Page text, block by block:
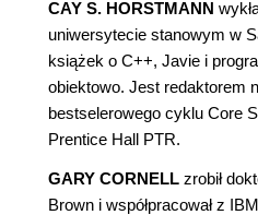
CAY S. HORSTMANN
uniwersytecie stanowym w
książek o C++, Javie i
obiektowo. Jest redaktorem
bestselerowego cyklu Core
Prentice Hall PTR.
GARY CORNELL zrobił
Brown i współpracował z